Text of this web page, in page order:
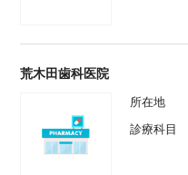
荒木田歯科医院
所在地
診療科目